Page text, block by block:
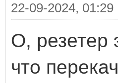
22-09-2024, 01:29
О, резетер
что